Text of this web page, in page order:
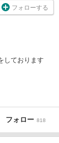
フォローする
しております
フォロー 818